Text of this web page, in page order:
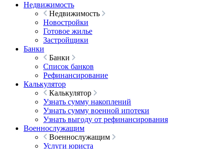
Недвижимость
Недвижимость
Новостройки
Готовое жилье
Застройщики
Банки
Банки
Список банков
Рефинансирование
Калькулятор
Калькулятор
Узнать сумму накоплений
Узнать сумму военной ипотеки
Узнать выгоду от рефинансирования
Военнослужащим
Военнослужащим
Услуги юриста